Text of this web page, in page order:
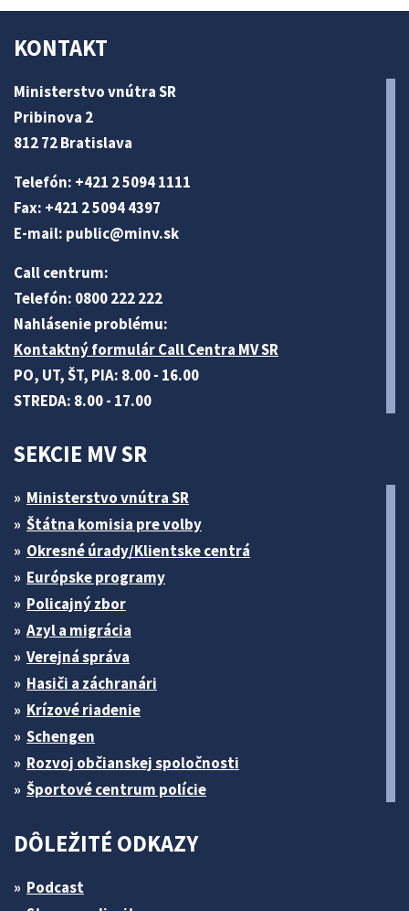
KONTAKT
Ministerstvo vnútra SR
Pribinova 2
812 72 Bratislava
Telefón: +421 2 5094 1111
Fax: +421 2 5094 4397
E-mail: public@minv.sk
Call centrum:
Telefón: 0800 222 222
Nahlásenie problému:
Kontaktný formulár Call Centra MV SR
PO, UT, ŠT, PIA: 8.00 - 16.00
STREDA: 8.00 - 17.00
SEKCIE MV SR
Ministerstvo vnútra SR
Štátna komisia pre volby
Okresné úrady/Klientske centrá
Európske programy
Policajný zbor
Azyl a migrácia
Verejná správa
Hasiči a záchranári
Krízové riadenie
Schengen
Rozvoj občianskej spoločnosti
Športové centrum polície
DÔLEŽITÉ ODKAZY
Podcast